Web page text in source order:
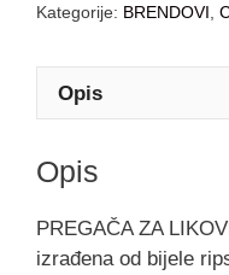
Kategorije: BRENDOVI ,
Opis
Opis
PREGAČA ZA
izrađena od bijele